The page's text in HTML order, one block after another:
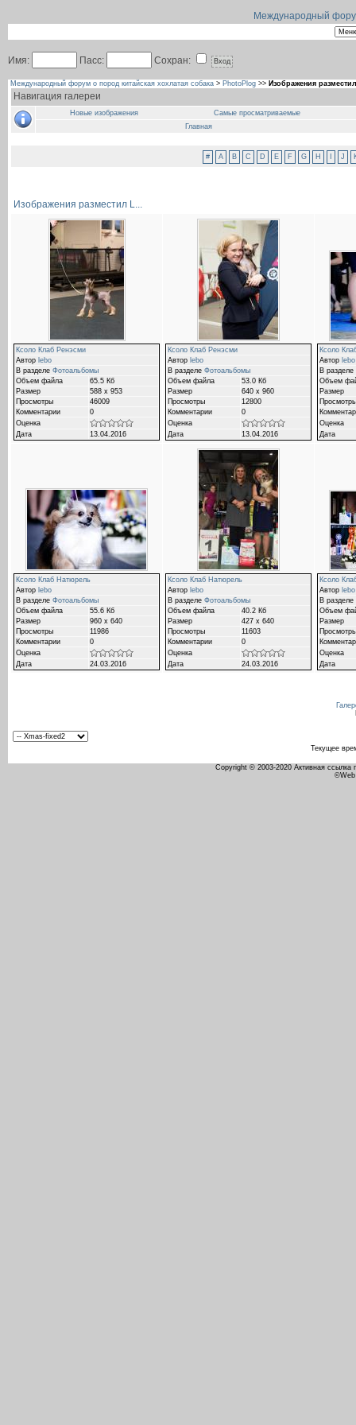
Международный
Имя: Пасс: Сохран:
Международный форум о пород китайская хохлатая собака > PhotoPlog >> Изображения
Навигация галереи
Новые изображения
Самые просматриваемые
Главная
# A B C D E F G H J
Изображения разместил L...
Ксоло Клаб Ренэсми
Автор lebo
В разделе Фотоальбомы
Объем файла
65.5 Кб
Размер
588 x 953
Просмотры
46009
Комментарии
0
Оценка
Дата
13.04.2016
Ксоло Клаб Ренэсми
Автор lebo
В разделе Фотоальбомы
Объем файла
53.0 Кб
Размер
640 x 960
Просмотры
12800
Комментарии
0
Оценка
Дата
13.04.2016
Ксоло
Автор lebo
В разделе
Объем
Размер
Просмотры
Оценка
Дата
Ксоло Клаб Натюрель
Автор lebo
В разделе Фотоальбомы
Объем файла
55.6 Кб
Размер
960 x 640
Просмотры
11986
Комментарии
0
Оценка
Дата
24.03.2016
Ксоло Клаб Натюрель
Автор lebo
В разделе Фотоальбомы
Объем файла
40.2 Кб
Размер
427 x 640
Просмотры
11603
Комментарии
0
Оценка
Дата
24.03.2016
Ксоло
Автор lebo
В разделе
Объем
Размер
Просмотры
Оценка
Дата
Текущее
Copyright © 2003-2020 Активная ссылка